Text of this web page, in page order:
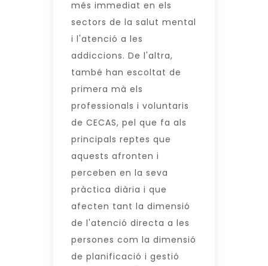
més immediat en els
sectors de la salut mental
i l'atenció a les
addiccions. De l'altra,
també han escoltat de
primera mà els
professionals i voluntaris
de CECAS, pel que fa als
principals reptes que
aquests afronten i
perceben en la seva
pràctica diària i que
afecten tant la dimensió
de l'atenció directa a les
persones com la dimensió
de planificació i gestió